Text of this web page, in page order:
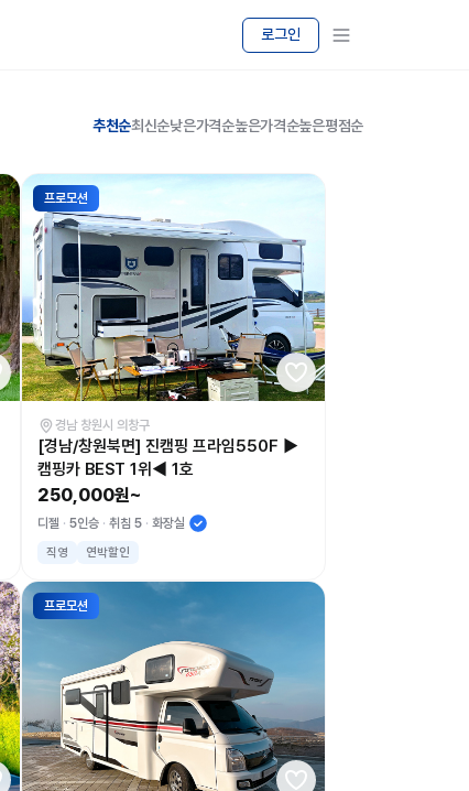
로그인
추천순최신순낮은가격순높은가격순높은평점순
프로모션
경남 창원시 의창구
[경남/창원북면] 진캠핑 프라임550F ▶
캠핑카 BEST 1위◀ 1호
250,000원~
디젤 5인승 취침 5 화장실
직영 연박할인
프로모션